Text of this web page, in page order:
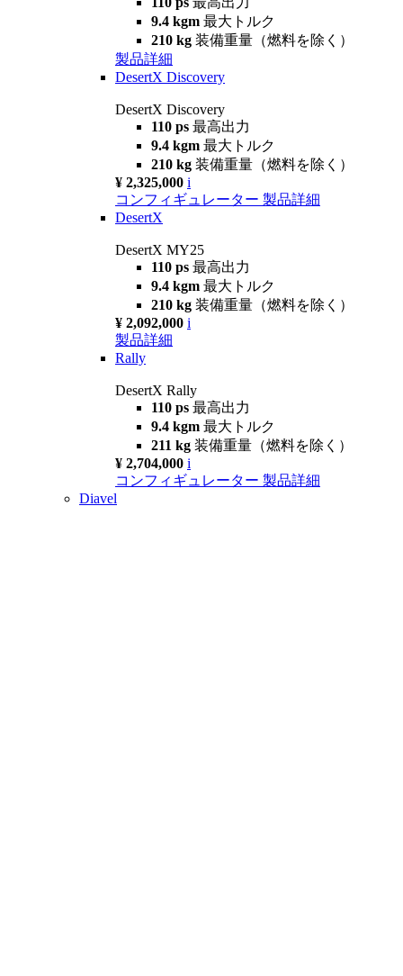
9.4 kgm 最大トルク
210 kg 装備重量（燃料を除く）
製品詳細
DesertX Discovery
DesertX Discovery
110 ps 最高出力
9.4 kgm 最大トルク
210 kg 装備重量（燃料を除く）
¥ 2,325,000 i
コンフィギュレーター 製品詳細
DesertX
DesertX MY25
110 ps 最高出力
9.4 kgm 最大トルク
210 kg 装備重量（燃料を除く）
¥ 2,092,000 i
製品詳細
Rally
DesertX Rally
110 ps 最高出力
9.4 kgm 最大トルク
211 kg 装備重量（燃料を除く）
¥ 2,704,000 i
コンフィギュレーター 製品詳細
Diavel